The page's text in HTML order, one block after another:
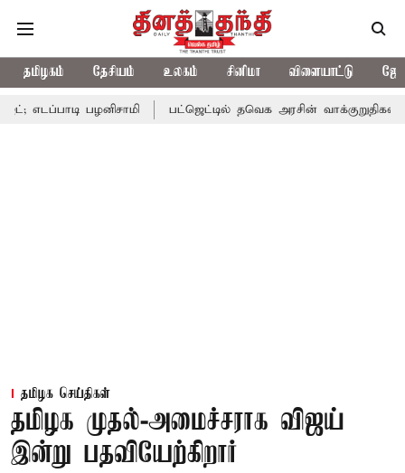
தமிழகம் தேசியம் உலகம் சினிமா விளையாட்டு
பழனிசாமி பட்ஜெட்டில் தவெக அரசின் வாக்குறுதிகள் இல்லை -
தமிழக செய்திகள்
தமிழக முதல்-அமைச்சராக விஜய்
இன்று பதவியேற்கிறார்